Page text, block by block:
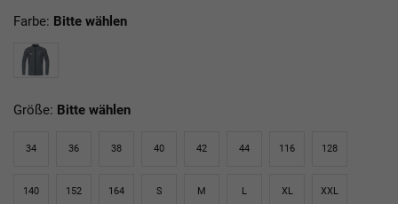
Farbe: Bitte wählen
Größe: Bitte wählen
34 36 38 40 42 44 116 128
140 152 164 S M L XL XXL